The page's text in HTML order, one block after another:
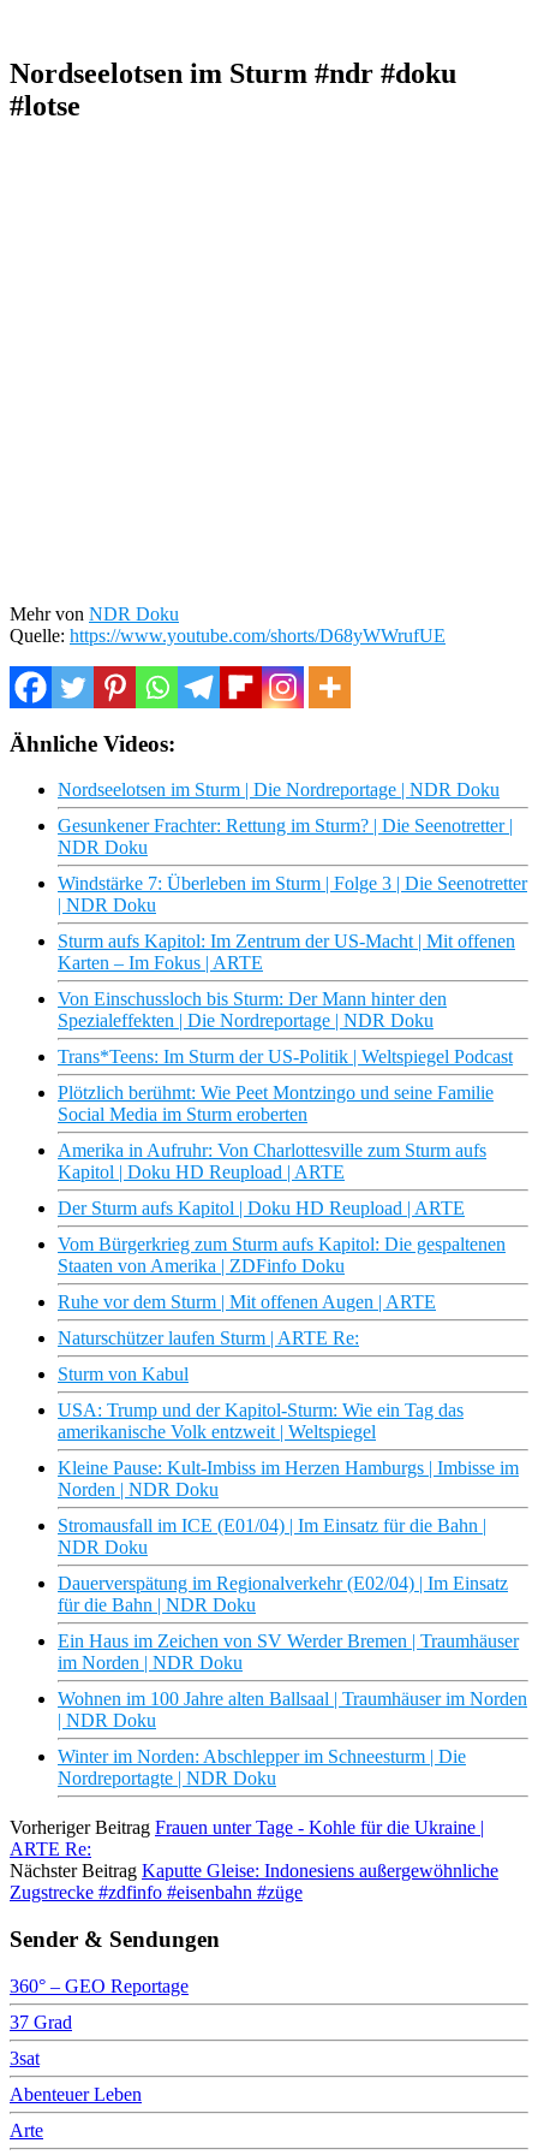
Nordseelotsen im Sturm #ndr #doku
#lotse
Mehr von NDR Doku
Quelle: https://www.youtube.com/shorts/D68yWWrufUE
Ähnliche Videos:
Nordseelotsen im Sturm | Die Nordreportage | NDR Doku
Gesunkener Frachter: Rettung im Sturm? | Die Seenotretter |
NDR Doku
Windstärke 7: Überleben im Sturm | Folge 3 | Die Seenotretter
| NDR Doku
Sturm aufs Kapitol: Im Zentrum der US-Macht | Mit offenen
Karten – Im Fokus | ARTE
Von Einschussloch bis Sturm: Der Mann hinter den
Spezialeffekten | Die Nordreportage | NDR Doku
Trans*Teens: Im Sturm der US-Politik | Weltspiegel Podcast
Plötzlich berühmt: Wie Peet Montzingo und seine Familie
Social Media im Sturm eroberten
Amerika in Aufruhr: Von Charlottesville zum Sturm aufs
Kapitol | Doku HD Reupload | ARTE
Der Sturm aufs Kapitol | Doku HD Reupload | ARTE
Vom Bürgerkrieg zum Sturm aufs Kapitol: Die gespaltenen
Staaten von Amerika | ZDFinfo Doku
Ruhe vor dem Sturm | Mit offenen Augen | ARTE
Naturschützer laufen Sturm | ARTE Re:
Sturm von Kabul
USA: Trump und der Kapitol-Sturm: Wie ein Tag das
amerikanische Volk entzweit | Weltspiegel
Kleine Pause: Kult-Imbiss im Herzen Hamburgs | Imbisse im
Norden | NDR Doku
Stromausfall im ICE (E01/04) | Im Einsatz für die Bahn |
NDR Doku
Dauerverspätung im Regionalverkehr (E02/04) | Im Einsatz
für die Bahn | NDR Doku
Ein Haus im Zeichen von SV Werder Bremen | Traumhäuser
im Norden | NDR Doku
Wohnen im 100 Jahre alten Ballsaal | Traumhäuser im Norden
| NDR Doku
Winter im Norden: Abschlepper im Schneesturm | Die
Nordreportagte | NDR Doku
Vorheriger Beitrag Frauen unter Tage - Kohle für die Ukraine |
ARTE Re:
Nächster Beitrag Kaputte Gleise: Indonesiens außergewöhnliche
Zugstrecke #zdfinfo #eisenbahn #züge
Sender & Sendungen
360° – GEO Reportage
37 Grad
3sat
Abenteuer Leben
Arte